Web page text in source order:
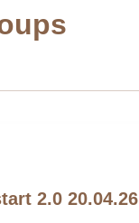
2.0 20.04.26